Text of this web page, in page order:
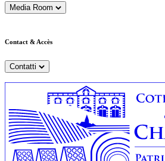
Media Room
Contact & Accès
Contatti